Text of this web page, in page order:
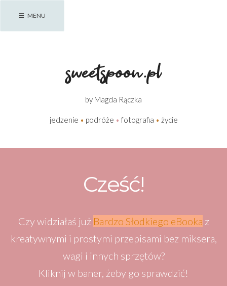
MENU
sweetspoon.pl
by Magda Rączka
jedzenie • podróże • fotografia • życie
Cześć!
Czy widziałaś już Bardzo Słodkiego eBooka z
kreatywnymi i prostymi przepisami bez miksera,
wagi i innych sprzętów?
Kliknij w baner, żeby go sprawdzić!